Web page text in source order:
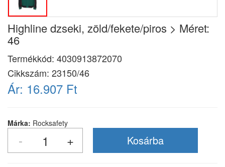
Highline dzseki, zöld/fekete/piros > Méret:
46
Termékkód: 4030913872070
Cikkszám: 23150/46
Ár: 16.907 Ft
Márka: Rocksafety